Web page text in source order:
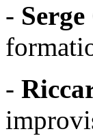
-
-